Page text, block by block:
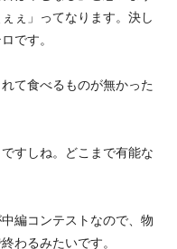
ぇ」ってなります。決し
です。
て食べるものが無かった
すしね。どこまで有能な
編コンテストなので、物
わるみたいです。